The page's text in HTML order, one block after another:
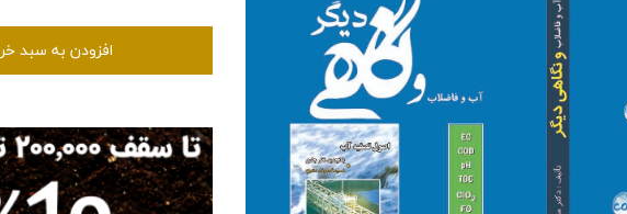
افزودن به سبد